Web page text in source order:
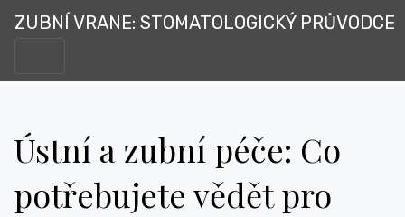
ZUBNÍ VRANE: STOMATOLOGICKÝ PRŮVODCE
Ústní a zubní péče: Co
potřebujete vědět pro